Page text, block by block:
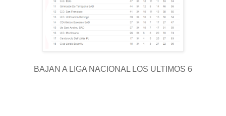
BAJAN A LIGA NACIONAL LOS ULTIMOS 6